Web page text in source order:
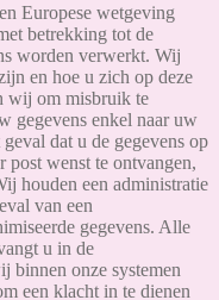
Europese wetgeving
betrekking tot de
worden verwerkt. Wij
en hoe u zich op deze
wij om misbruik te
gegevens enkel naar uw
dat u de gegevens op
post wenst te ontvangen,
houden een administratie
van een
gegevens. Alle
u in de
binnen onze systemen
een klacht in te dienen